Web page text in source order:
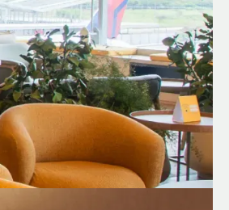
Nomad tem
mais
benefícios e vantagens
Internacional